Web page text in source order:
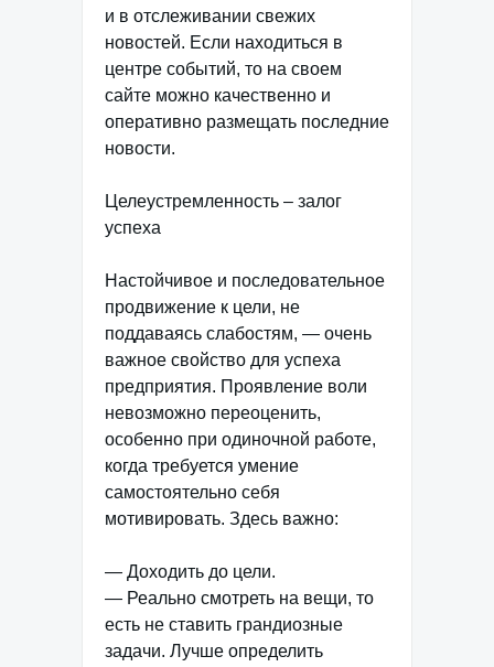
и в отслеживании свежих
новостей. Если находиться в
центре событий, то на своем
сайте можно качественно и
оперативно размещать последние
новости.
Целеустремленность – залог
успеха
Настойчивое и последовательное
продвижение к цели, не
поддаваясь слабостям, — очень
важное свойство для успеха
предприятия. Проявление воли
невозможно переоценить,
особенно при одиночной работе,
когда требуется умение
самостоятельно себя
мотивировать. Здесь важно:
— Доходить до цели.
— Реально смотреть на вещи, то
есть не ставить грандиозные
задачи. Лучше определить